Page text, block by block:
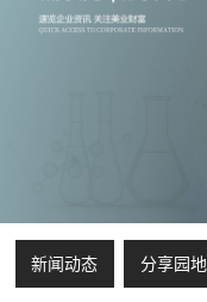
新闻动态 分享园地